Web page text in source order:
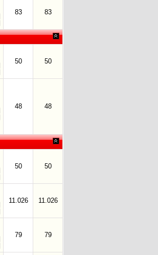
83 83
50 50
48 48
50 50
11.026 11.026
79 79